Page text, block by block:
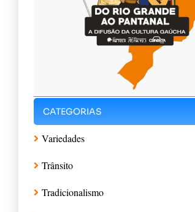
CATEGORIAS
Variedades
Trânsito
Tradicionalismo